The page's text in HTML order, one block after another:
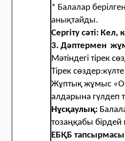
* Балалар
анықтайды.
Сергіту сәті: Кел,
3. Дәптермен
Мәтіндегі тірек
Тірек
Жұптық жұмыс
алдарына гүлдеп
Нұсқаулық:
тозаңқабы
ЕБҚБ тапсырмасы